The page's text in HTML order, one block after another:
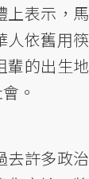
上表示，馬
人依舊用筷
輩的出生地
。
去許多政治